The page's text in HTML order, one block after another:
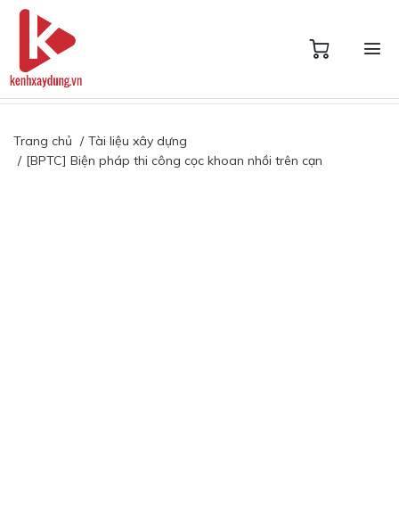
Trang chủ
Tài liệu xây dựng
[BPTC] Biện pháp thi công cọc khoan nhồi trên cạn